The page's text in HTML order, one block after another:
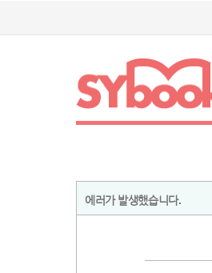
에러가 발생했습니다.